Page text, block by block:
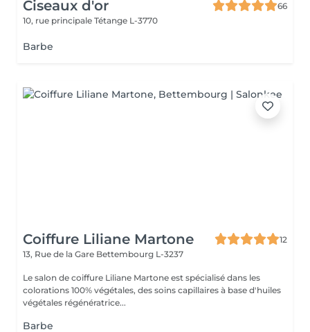
Ciseaux d'or
66
10, rue principale Tétange L-3770
Barbe
Coiffure Liliane Martone
12
13, Rue de la Gare Bettembourg L-3237
Le salon de coiffure Liliane Martone est spécialisé dans les
colorations 100% végétales, des soins capillaires à base d'huiles
végétales régénératrice...
Barbe